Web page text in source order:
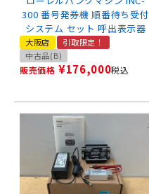
300 番号発券機 順番待ち受付
システム セット 呼出表示器
大阪店
引取限定！
中古品(B)
販売価格 ¥176,000税込